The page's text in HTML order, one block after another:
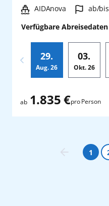
Schiff:
AIDAnova Hafen:
ab/
Verfügbare Abreisedaten
29.
Aug. 26
03.
Okt.26
ab 1.835 €pro Person
1